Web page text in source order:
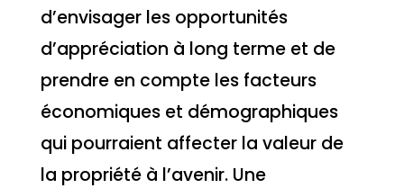
d’envisager les opportunités
d’appréciation à long terme et de
prendre en compte les facteurs
économiques et démographiques
qui pourraient affecter la valeur de
la propriété à l’avenir. Une